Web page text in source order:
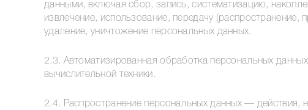
данными, включая сбор, запись, систематизацию,
извлечение, использование, передачу (распространение,
удаление, уничтожение персональных данных.
2.3. Автоматизированная обработка персональных
вычислительной техники.
2.4. Распространение персональных данных — действия,